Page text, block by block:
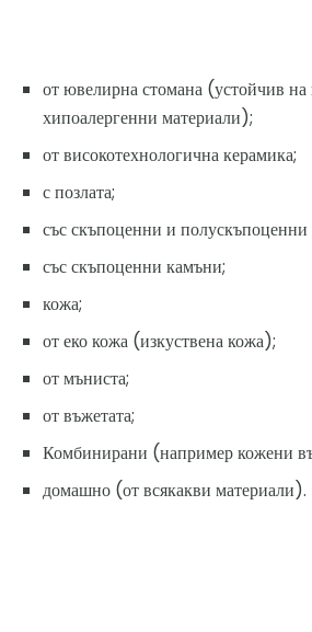
от ювелирна стомана (устойчив на
хипоалергенни материали);
от високотехнологична керамика;
с позлата;
със скъпоценни и
със скъпоценни камъни;
кожа;
от еко кожа (изкуствена кожа);
от мъниста;
от въжетата;
Комбинирани (например кожени
домашно (от всякакви материали).